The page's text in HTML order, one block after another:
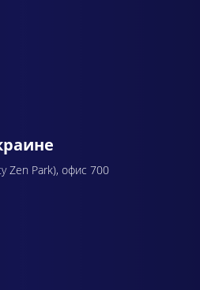
Zen Park), офис 700